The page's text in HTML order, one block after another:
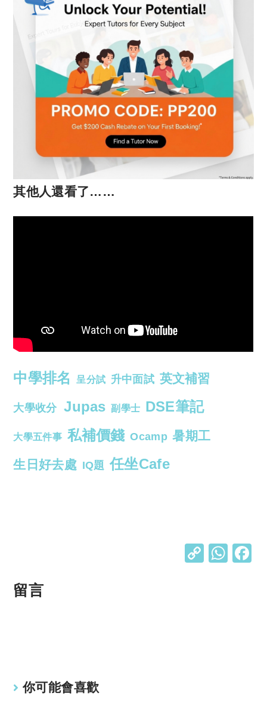
其他人還看了……
中學排名 呈分試 升中面試 英文補習
大學收分 Jupas 副學士 DSE筆記
大學五件事 私補價錢 Ocamp 暑期工
生日好去處 IQ題 任坐Cafe
C W
留言
你可能會喜歡